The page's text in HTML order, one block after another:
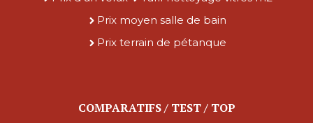
Prix moyen salle de bain
Prix terrain de pétanque
COMPARATIFS / TEST / TOP